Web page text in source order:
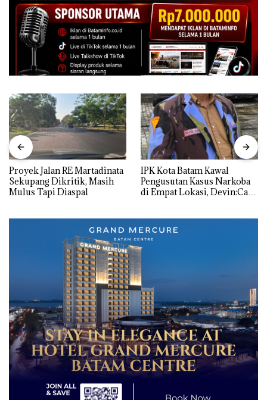
Proyek Jalan RE Martadinata
Sekupang Dikritik, Masih
Mulus Tapi Diaspal
IPK Kota Batam Kawal
Pengusutan Kasus Narkoba
di Empat Lokasi, Devin:Cari